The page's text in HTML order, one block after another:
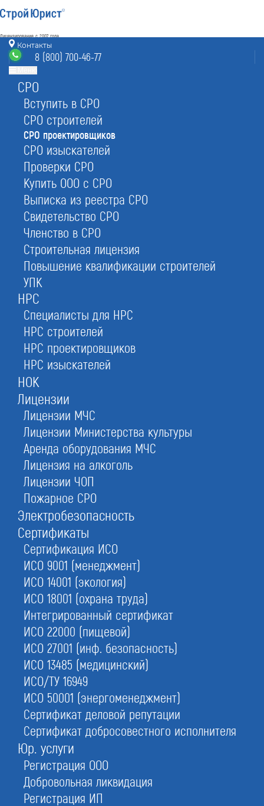
Лицензирование с 2007 года
4.93
Наш рейтинг
80отзывов
режим работы
без выходных 7:00-20:00
8 (800) 700-46-77
Стерлитамак, ул. Черноморская 29А, офис 36
Контакты
8 (800) 700-46-77
СРО
Вступить в СРО
СРО строителей
СРО проектировщиков
СРО изыскателей
Проверки СРО
Купить ООО с СРО
Выписка из реестра СРО
Свидетельство СРО
Членство в СРО
Строительная лицензия
Повышение квалификации строителей
УПК
НРС
Специалисты для НРС
НРС строителей
НРС проектировщиков
НРС изыскателей
НОК
Лицензии
Лицензии МЧС
Лицензии Министерства культуры
Аренда оборудования МЧС
Лицензия на алкоголь
Лицензии ЧОП
Пожарное СРО
Электробезопасность
Сертификаты
Сертификация ИСО
ИСО 9001 (менеджмент)
ИСО 14001 (экология)
ИСО 18001 (охрана труда)
Интегрированный сертификат
ИСО 22000 (пищевой)
ИСО 27001 (инф. безопасность)
ИСО 13485 (медицинский)
ИСО/ТУ 16949
ИСО 50001 (энергоменеджмент)
Сертификат деловой репутации
Сертификат добросовестного исполнителя
Юр. услуги
Регистрация ООО
Добровольная ликвидация
Регистрация ИП
Главная Услуги СРО СРО проектировщиков
Вступление в СРО на
проектирование в Стерлитамаке
Вступление в СРО проектировщиков:
подготовка документов, подбор специалистов
НОПРИЗ и сопровождение проверки.
Работаем с надежными СРО по всей РФ.
оформление за 1 день
1.Взнос в комп. фонд
- от 50 тыс. руб.
3. Получение документов
за 1 день под ключ
2.Специалисты для НОПРИЗ
- подберем / оформим ваших
4.Оформить СРО срочно
- проверим ассоциацию по 16 критериям
Оставьте заявку прямо сейчас